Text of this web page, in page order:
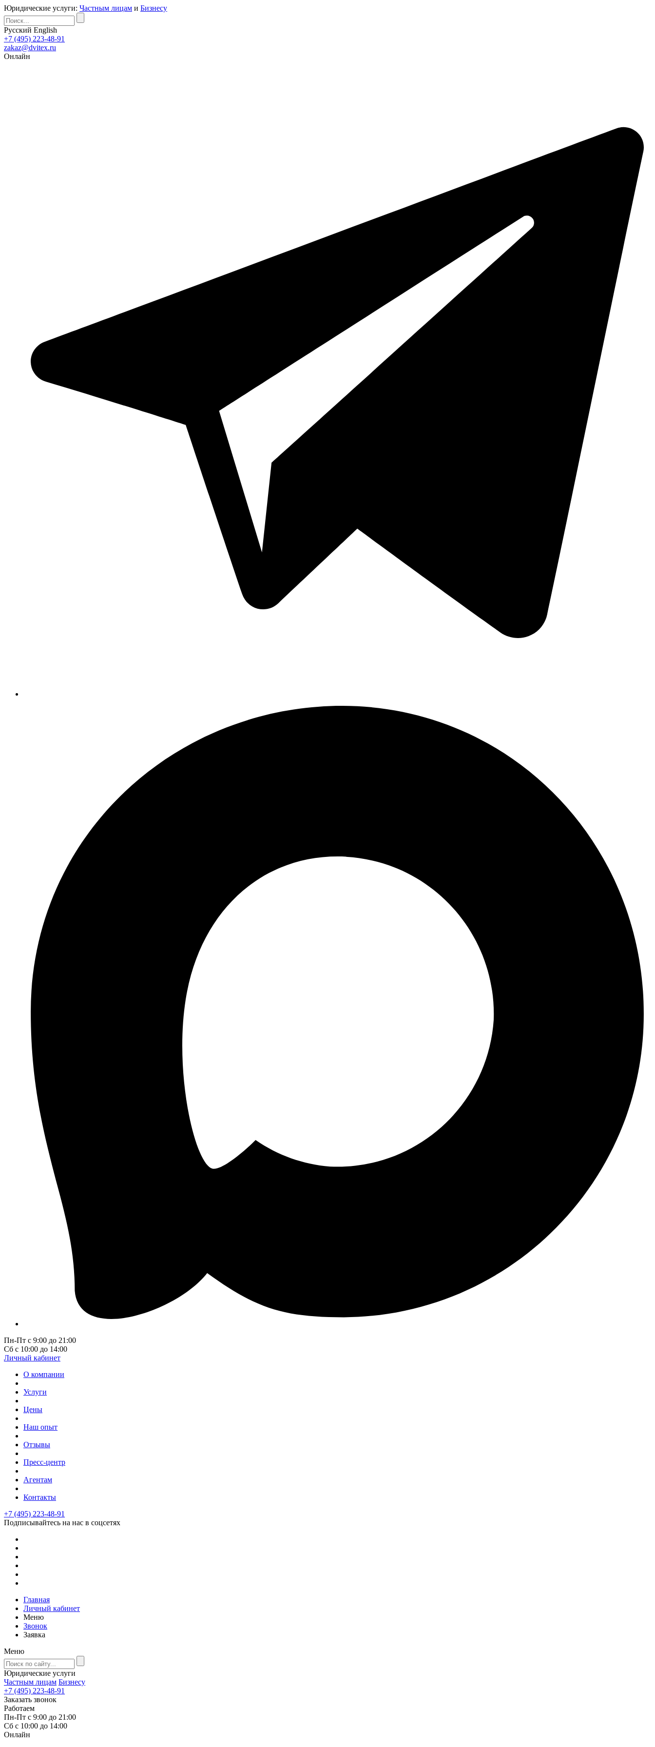
Юридические услуги: Частным лицам и Бизнесу
Русский English
+7 (495) 223-48-91
zakaz@dvitex.ru
Онлайн
Пн-Пт с 9:00 до 21:00
Сб с 10:00 до 14:00
Личный кабинет
О компании
Услуги
Цены
Наш опыт
Отзывы
Пресс-центр
Агентам
Контакты
+7 (495) 223-48-91
Подписывайтесь на нас в соцсетях
Главная
Личный кабинет
Меню
Звонок
Заявка
Меню
Юридические услуги
Частным лицам Бизнесу
+7 (495) 223-48-91
Заказать звонок
Работаем
Пн-Пт с 9:00 до 21:00
Сб с 10:00 до 14:00
Онлайн